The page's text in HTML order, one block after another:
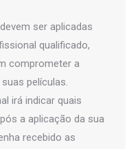
ser aplicadas
qualificado,
comprometer a
películas.
irá indicar quais
a aplicação da sua
recebido as